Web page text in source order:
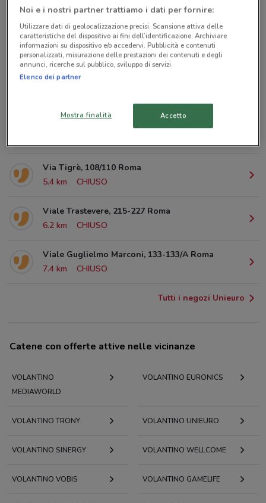
© MapTiler © OpenStreetMap contributors
Via Beverino - (Uscita 2 Gra), 6 (Via Boccea
Angolo Torrevecchia) Roma
Via Tigrè, 108/110 Roma
5.4 km
CHIUSO
Viale Trastevere, 215-227 Roma
6.2 km
CHIUSO
Viale Guglielmo Marconi, 133-133/A Roma
7.4 km
CHIUSO
Tutti i negozi Unieuro
Catene con offerte attive nelle vicinanze
VOLANTINO
MEDIAWORLD
VOLANTINO EURONICS
VOLANTINO TRONY VOLANTINO UNIEURO
VOLANTINO SINERGY VOLANTINO WELLCOME
VOLANTINO VOBIS VOLANTINO GAMELIFE
Noi e i nostri partner trattiamo i dati per fornire:
Utilizzare dati di geolocalizzazione precisi. Scansione attiva delle
caratteristiche del dispositivo ai fini dell’identificazione. Archiviare
informazioni su dispositivo e/o accedervi. Pubblicità e contenuti
personalizzati, misurazione delle prestazioni dei contenuti e degli
annunci, ricerche sul pubblico, sviluppo di servizi.
Elenco dei partner
Mostra finalità Accetto